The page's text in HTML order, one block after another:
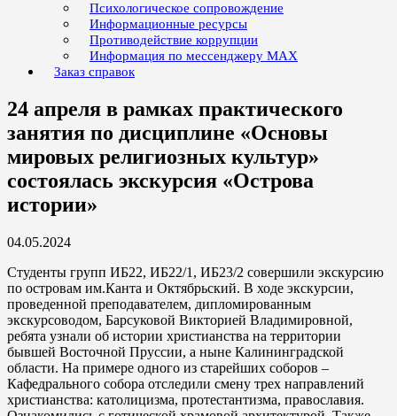
Психологическое сопровождение
Информационные ресурсы
Противодействие коррупции
Информация по мессенджеру MAX
Заказ справок
24 апреля в рамках практического
занятия по дисциплине «Основы
мировых религиозных культур»
состоялась экскурсия «Острова
истории»
04.05.2024
Студенты групп ИБ22, ИБ22/1, ИБ23/2 совершили экскурсию
по островам им.Канта и Октябрьский. В ходе экскурсии,
проведенной преподавателем, дипломированным
экскурсоводом, Барсуковой Викторией Владимировной,
ребята узнали об истории христианства на территории
бывшей Восточной Пруссии, а ныне Калининградской
области. На примере одного из старейших соборов –
Кафедрального собора отследили смену трех направлений
христианства: католицизма, протестантизма, православия.